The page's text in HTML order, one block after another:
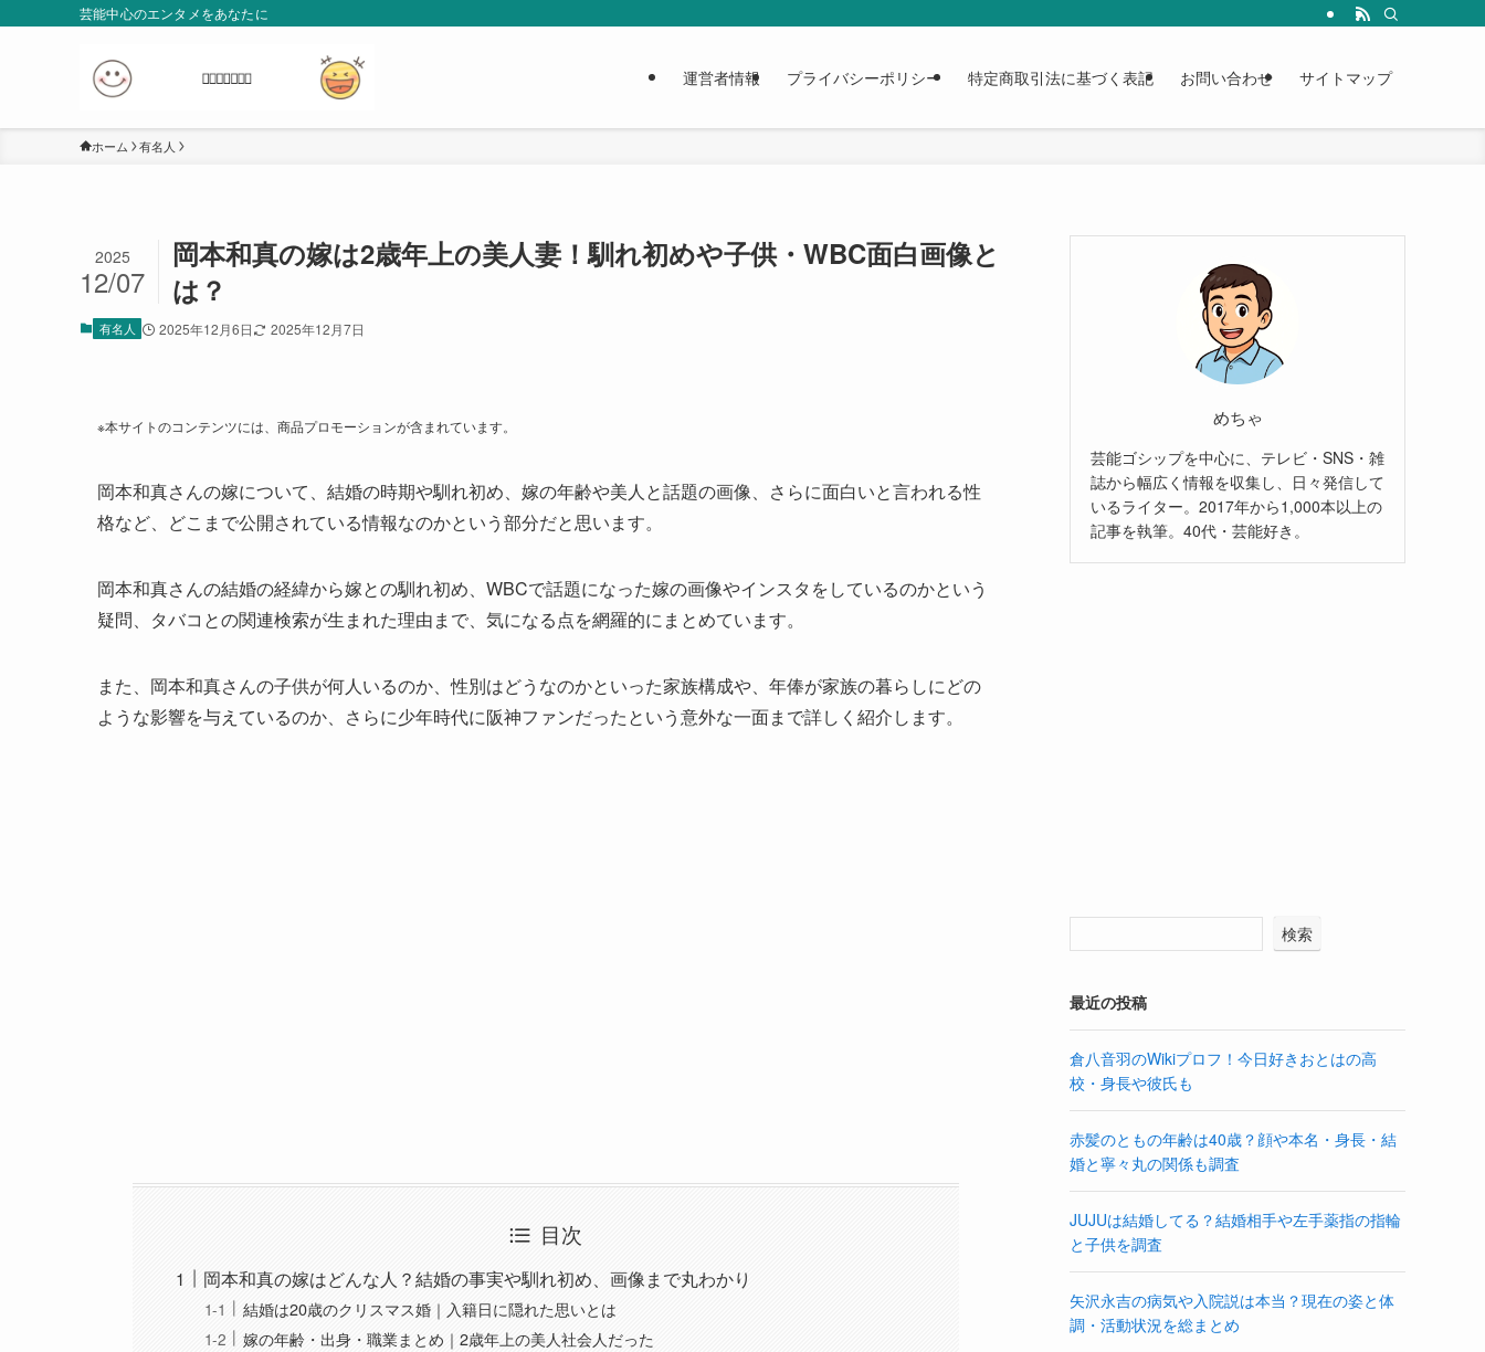
芸能中心のエンタメをあなたに
運営者情報 プライバシーポリシー 特定商取引法に基づく表記 お問い合わせ サイトマップ
ホーム 有名人
岡本和真の嫁は2歳年上の美人妻！馴れ初めや子供・WBC面白画像と
は？
2025
12/07
有名人 2025年12月6日 2025年12月7日
※本サイトのコンテンツには、商品プロモーションが含まれています。
岡本和真さんの嫁について、結婚の時期や馴れ初め、嫁の年齢や美人と話題の画像、さらに面白いと言われる性
格など、どこまで公開されている情報なのかという部分だと思います。
岡本和真さんの結婚の経緯から嫁との馴れ初め、WBCで話題になった嫁の画像やインスタをしているのかという
疑問、タバコとの関連検索が生まれた理由まで、気になる点を網羅的にまとめています。
また、岡本和真さんの子供が何人いるのか、性別はどうなのかといった家族構成や、年俸が家族の暮らしにどの
ような影響を与えているのか、さらに少年時代に阪神ファンだったという意外な一面まで詳しく紹介します。
目次
岡本和真の嫁はどんな人？結婚の事実や馴れ初め、画像まで丸わかり
結婚は20歳のクリスマス婚｜入籍日に隠れた思いとは
嫁の年齢・出身・職業まとめ｜2歳年上の美人社会人だった
めちゃ
芸能ゴシップを中心に、テレビ・SNS・雑
誌から幅広く情報を収集し、日々発信して
いるライター。2017年から1,000本以上の
記事を執筆。40代・芸能好き。
検索
最近の投稿
倉八音羽のWikiプロフ！今日好きおとはの高
校・身長や彼氏も
赤髪のともの年齢は40歳？顔や本名・身長・結
婚と寧々丸の関係も調査
JUJUは結婚してる？結婚相手や左手薬指の指輪
と子供を調査
矢沢永吉の病気や入院説は本当？現在の姿と体
調・活動状況を総まとめ